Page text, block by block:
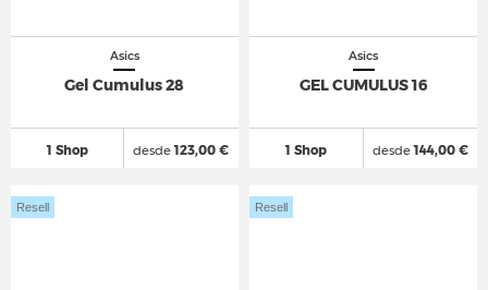
Asics
Gel Cumulus 28
1 Shop desde123,00 €
Asics
GEL CUMULUS 16
1 Shop desde144,00 €
Resell Resell